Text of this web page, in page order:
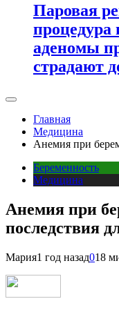
Паровая
процедура
аденомы
страдают
Главная
Медицина
Анемия при
Беременность
Медицина
Анемия при
последствия
Мария1 год назад018